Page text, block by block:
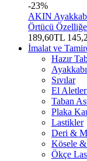
-23%
AKIN
Örtücü
189,60TL
İmalat ve
Hazır
Sıvılar
El
Taban
Plaka
Lastikler
Deri &
Kösele
Ökçe